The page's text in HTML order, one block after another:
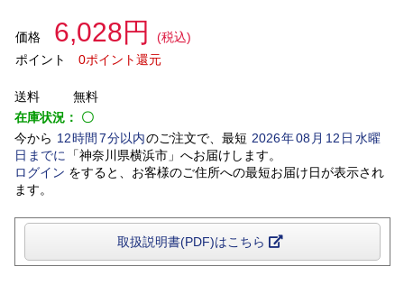
価格 6,028円
(税込)
ポイント
0ポイント還元
送料
無料
在庫状況： 〇
今から 12時間 7分以内のご注文で、最短 2026年08 月 12 日水曜
日 までに 「神奈川県横浜市」 へお届けします。
ログイン をすると、お客様のご住所への最短お届け日が表示され
ます。
取扱説明書(PDF)はこちら